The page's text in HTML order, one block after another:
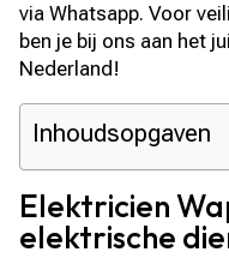
via Whatsapp. Voor
ben je bij ons aan het
Nederland!
Inhoudsopgaven
Elektricien
elektrische